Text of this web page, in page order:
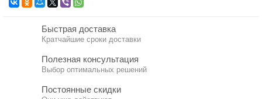
Быстрая доставка
Кратчайшие сроки доставки
Полезная консультация
Выбор оптимальных решений
Постоянные скидки